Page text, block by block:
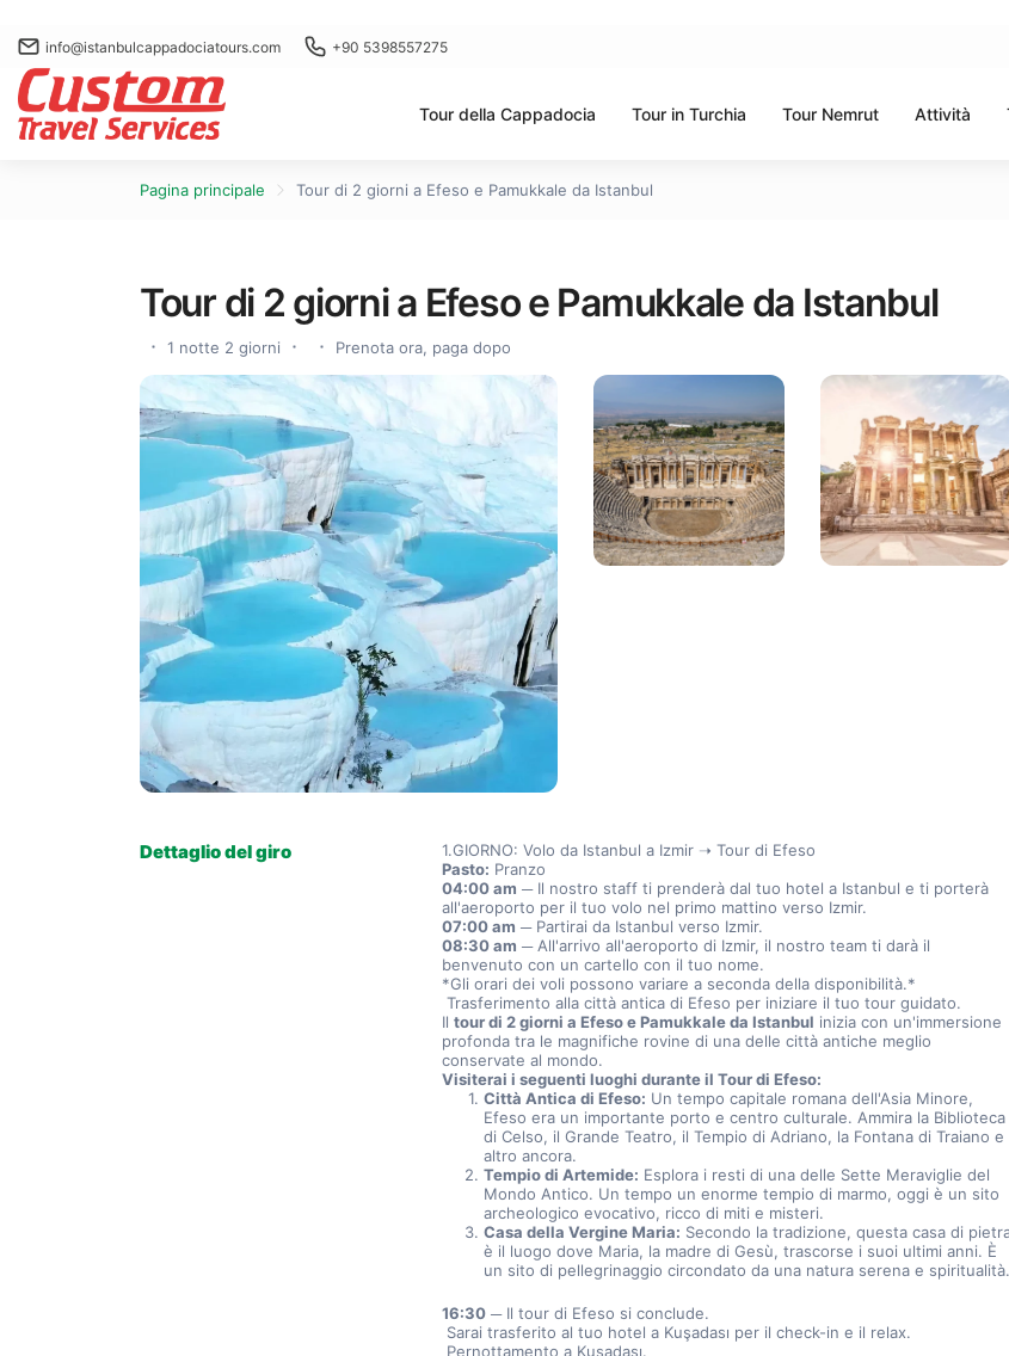
info@istanbulcappadociatours.com +90 5398557275
Tour della Cappadocia Tour in Turchia Tour Nemrut Attività
Pagina principale Tour di 2 giorni a Efeso e Pamukkale da Istanbul
Tour di 2 giorni a Efeso e Pamukkale da Istanbul
1 notte 2 giorni Prenota ora, paga dopo
Dettaglio del giro
1.GIORNO: Volo da Istanbul a Izmir ➝ Tour di Efeso
Pasto: Pranzo
04:00 am ─ Il nostro staff ti prenderà dal tuo hotel a Istanbul e ti porterà
all'aeroporto per il tuo volo nel primo mattino verso Izmir.
07:00 am ─ Partirai da Istanbul verso Izmir.
08:30 am ─ All'arrivo all'aeroporto di Izmir, il nostro team ti darà il
benvenuto con un cartello con il tuo nome.
*Gli orari dei voli possono variare a seconda della disponibilità.*
Trasferimento alla città antica di Efeso per iniziare il tuo tour guidato.
Il tour di 2 giorni a Efeso e Pamukkale da Istanbul inizia con un'immersione
profonda tra le magnifiche rovine di una delle città antiche meglio
conservate al mondo.
Visiterai i seguenti luoghi durante il Tour di Efeso:
Città Antica di Efeso: Un tempo capitale romana dell'Asia Minore,
Efeso era un importante porto e centro culturale. Ammira la Biblioteca
di Celso, il Grande Teatro, il Tempio di Adriano, la Fontana di Traiano e
altro ancora.
Tempio di Artemide: Esplora i resti di una delle Sette Meraviglie del
Mondo Antico. Un tempo un enorme tempio di marmo, oggi è un sito
archeologico evocativo, ricco di miti e misteri.
Casa della Vergine Maria: Secondo la tradizione, questa casa di
è il luogo dove Maria, la madre di Gesù, trascorse i suoi ultimi anni. È
un sito di pellegrinaggio circondato da una natura serena e spiritualità.
16:30 ─ Il tour di Efeso si conclude.
Sarai trasferito al tuo hotel a Kuşadası per il check-in e il relax.
Pernottamento a Kuşadası.